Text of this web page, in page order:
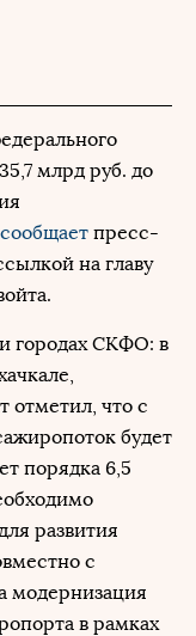
млрд руб. до
сообщает пресс-
на главу
городах СКФО: в
отметил, что с
будет
порядка 6,5
развития
с
модернизация
в рамках